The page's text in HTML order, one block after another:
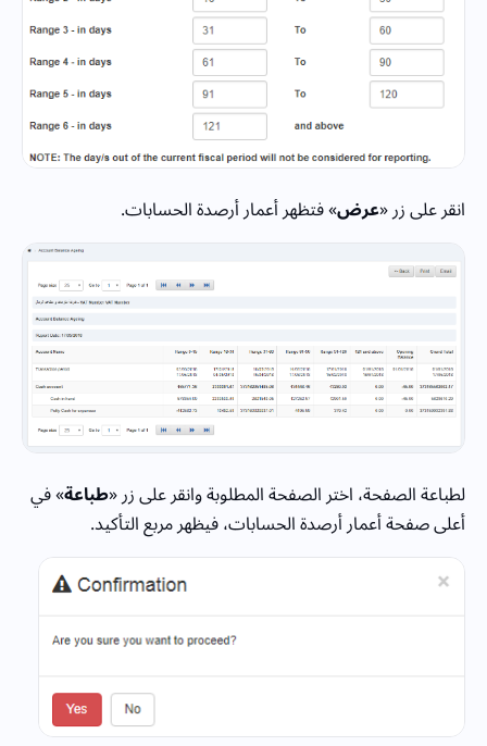
انقر على زر «عرض» فتظهر أعمار أرصدة الحسابات.
لطباعة الصفحة، اختر الصفحة المطلوبة وانقر على زر «طباعة» في
أعلى صفحة أعمار أرصدة الحسابات، فيظهر مربع التأكيد.